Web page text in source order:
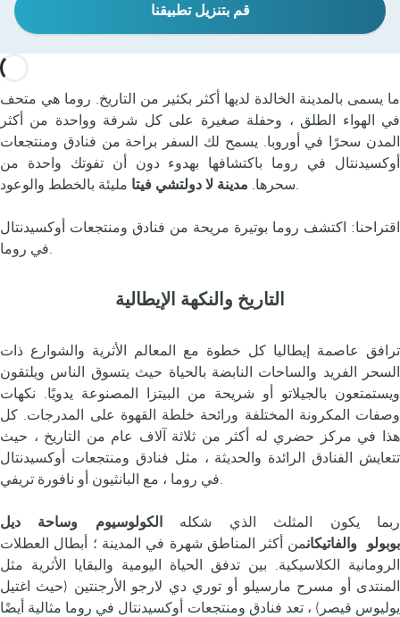
قم بتنزيل تطبيقنا
ما يسمى بالمدينة الخالدة لديها أكثر بكثير من التاريخ. روما هي متحف
في الهواء الطلق ، وحفلة صغيرة على كل شرفة وواحدة من أكثر
المدن سحرًا في أوروبا. يسمح لك السفر براحة من فنادق ومنتجعات
أوكسيدنتال في روما باكتشافها بهدوء دون أن تفوتك واحدة من
سحرها. مدينة لا دولتشي فيتا مليئة بالخطط والوعود.
اقتراحنا: اكتشف روما بوتيرة مريحة من فنادق ومنتجعات أوكسيدنتال
في روما.
التاريخ والنكهة الإيطالية
ترافق عاصمة إيطاليا كل خطوة مع المعالم الأثرية والشوارع ذات
السحر الفريد والساحات النابضة بالحياة حيث يتسوق الناس ويلتقون
ويستمتعون بالجيلاتو أو شريحة من البيتزا المصنوعة يدويًا. نكهات
وصفات المكرونة المختلفة ورائحة خلطة القهوة على المدرجات. كل
هذا في مركز حضري له أكثر من ثلاثة آلاف عام من التاريخ ، حيث
تتعايش الفنادق الرائدة والحديثة ، مثل فنادق ومنتجعات أوكسيدنتال
في روما ، مع البانثيون أو نافورة تريفي.
ربما يكون المثلث الذي شكله الكولوسيوم
وساحة ديل
بوبولو
والفاتيكانمن أكثر المناطق شهرة في المدينة ؛ أبطال العطلات
الرومانية الكلاسيكية. بين تدفق الحياة اليومية والبقايا الأثرية مثل
المنتدى أو مسرح مارسيلو أو توري دي لارجو الأرجنتين (حيث اغتيل
يوليوس قيصر) ، تعد فنادق ومنتجعات أوكسيدنتال في روما مثالية أيضًا